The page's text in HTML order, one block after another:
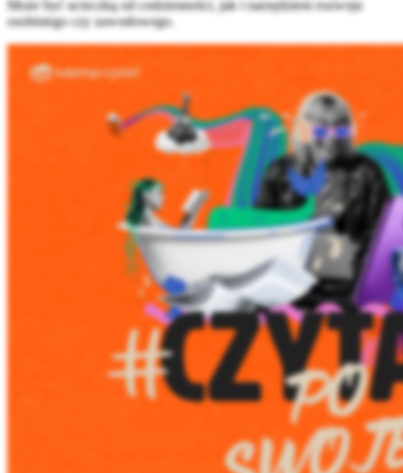
Może być ucieczką od codzienności, jak i narzędziem rozwoju
osobistego czy zawodowego.